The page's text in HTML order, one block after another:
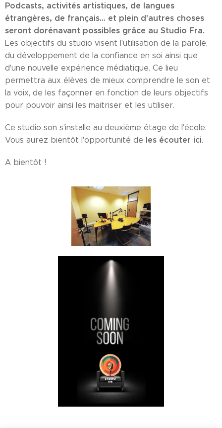
Podcasts, activités artistiques, de langues
étrangères, de français... et plein d'autres choses
seront dorénavant possibles grâce au Studio Fra.
Les objectifs du studio visent l'utilisation de la parole,
du développement de la confiance en soi ainsi que
d'une nouvelle expérience médiatique. Ce lieu
permettra aux élèves de mieux comprendre le son et
la voix, de les façonner en fonction de leurs objectifs
pour pouvoir ainsi les maitriser et les utiliser.
Ce studio son s'installe au deuxième étage de l'école.
Vous aurez bientôt l'opportunité de les écouter ici.
A bientôt !